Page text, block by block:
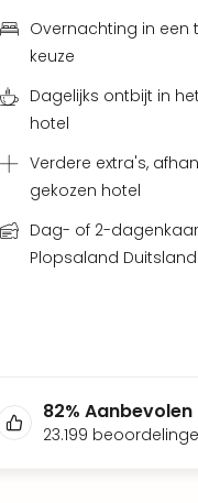
Overnachting in
keuze
Dagelijks ontbijt in
hotel
Verdere extra's,
gekozen hotel
Dag- of 2-
Plopsaland Duitsland
82% Aanbevolen
23.199